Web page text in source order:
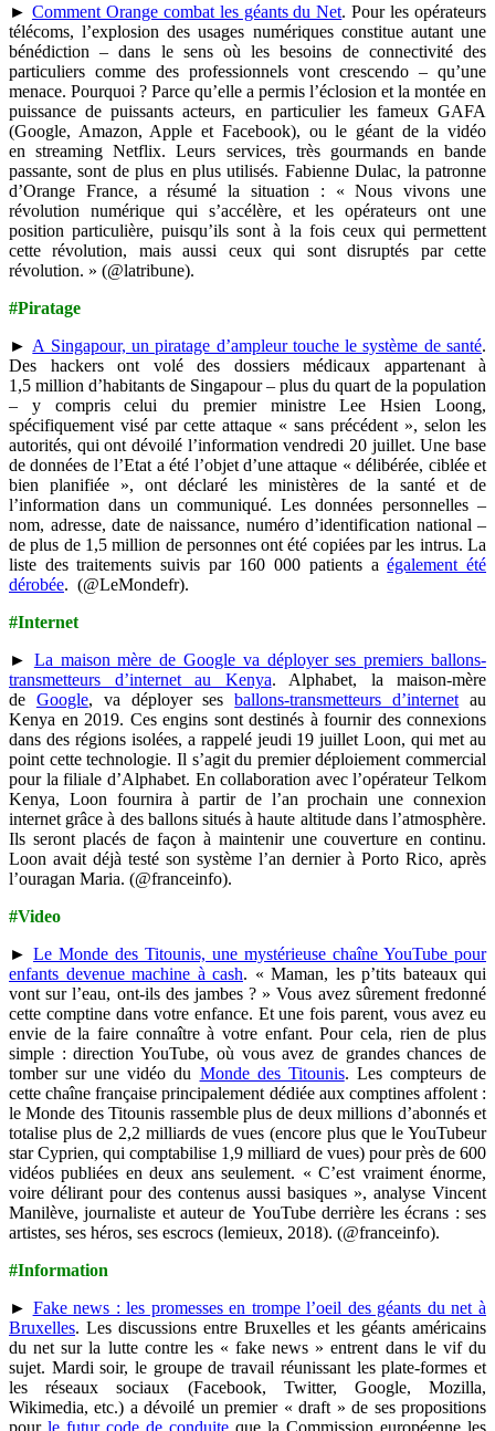
► Comment Orange combat les géants du Net. Pour les opérateurs
télécoms, l’explosion des usages numériques constitue autant une
bénédiction – dans le sens où les besoins de connectivité des
particuliers comme des professionnels vont crescendo – qu’une
menace. Pourquoi ? Parce qu’elle a permis l’éclosion et la montée en
puissance de puissants acteurs, en particulier les fameux GAFA
(Google, Amazon, Apple et Facebook), ou le géant de la vidéo
en streaming Netflix. Leurs services, très gourmands en bande
passante, sont de plus en plus utilisés. Fabienne Dulac, la patronne
d’Orange France, a résumé la situation : « Nous vivons une
révolution numérique qui s’accélère, et les opérateurs ont une
position particulière, puisqu’ils sont à la fois ceux qui permettent
cette révolution, mais aussi ceux qui sont disruptés par cette
révolution. » (@latribune).
#Piratage
► A Singapour, un piratage d’ampleur touche le système de santé.
Des hackers ont volé des dossiers médicaux appartenant à
1,5 million d’habitants de Singapour – plus du quart de la population
– y compris celui du premier ministre Lee Hsien Loong,
spécifiquement visé par cette attaque « sans précédent », selon les
autorités, qui ont dévoilé l’information vendredi 20 juillet. Une base
de données de l’Etat a été l’objet d’une attaque « délibérée, ciblée et
bien planifiée », ont déclaré les ministères de la santé et de
l’information dans un communiqué. Les données personnelles –
nom, adresse, date de naissance, numéro d’identification national –
de plus de 1,5 million de personnes ont été copiées par les intrus. La
liste des traitements suivis par 160 000 patients aégalement été
dérobée. (@LeMondefr).
#Internet
► La maison mère de Google va déployer ses premiers ballons-
transmetteurs d’internet au Kenya. Alphabet, la maison-mère
de Google, va déployer sesballons-transmetteurs d’internet au
Kenya en 2019. Ces engins sont destinés à fournir des connexions
dans des régions isolées, a rappelé jeudi 19 juillet Loon, qui met au
point cette technologie. Il s’agit du premier déploiement commercial
pour la filiale d’Alphabet. En collaboration avec l’opérateur Telkom
Kenya, Loon fournira à partir de l’an prochain une connexion
internet grâce à des ballons situés à haute altitude dans l’atmosphère.
Ils seront placés de façon à maintenir une couverture en continu.
Loon avait déjà testé son système l’an dernier à Porto Rico, après
l’ouragan Maria. (@franceinfo).
#Video
► Le Monde des Titounis, une mystérieuse chaîne YouTube pour
enfants devenue machine à cash. « Maman, les p’tits bateaux qui
vont sur l’eau, ont-ils des jambes ? » Vous avez sûrement fredonné
cette comptine dans votre enfance. Et une fois parent, vous avez eu
envie de la faire connaître à votre enfant. Pour cela, rien de plus
simple : direction YouTube, où vous avez de grandes chances de
tomber sur une vidéo du Monde des Titounis. Les compteurs de
cette chaîne française principalement dédiée aux comptines affolent :
le Monde des Titounis rassemble plus de deux millions d’abonnés et
totalise plus de 2,2 milliards de vues (encore plus que le YouTubeur
star Cyprien, qui comptabilise 1,9 milliard de vues) pour près de 600
vidéos publiées en deux ans seulement. « C’est vraiment énorme,
voire délirant pour des contenus aussi basiques », analyse Vincent
Manilève, journaliste et auteur de YouTube derrière les écrans : ses
artistes, ses héros, ses escrocs (lemieux, 2018). (@franceinfo).
#Information
► Fake news : les promesses en trompe l’oeil des géants du net à
Bruxelles. Les discussions entre Bruxelles et les géants américains
du net sur la lutte contre les « fake news » entrent dans le vif du
sujet. Mardi soir, le groupe de travail réunissant les plate-formes et
les réseaux sociaux (Facebook, Twitter, Google, Mozilla,
Wikimedia, etc.) a dévoilé un premier « draft » de ses propositions
pour le futur code de conduite que la Commission européenne les